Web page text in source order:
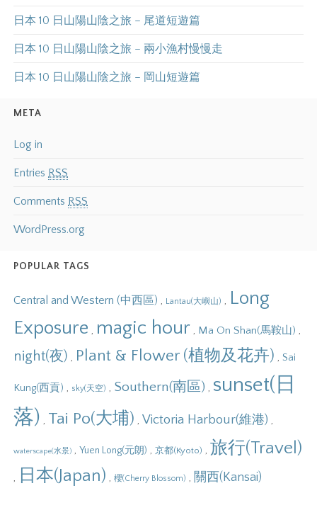
日本 10 日山陽山陰之旅 – 尾道短遊篇
日本 10 日山陽山陰之旅 – 兩小漁村慢慢走
日本 10 日山陽山陰之旅 – 岡山短遊篇
META
Log in
Entries RSS
Comments RSS
WordPress.org
POPULAR TAGS
Central and Western (中西區) Lantau(大嶼山)
Long
Exposure magic hour Ma On Shan(馬鞍山)
night(夜) Plant & Flower (植物及花卉) Sai
Kung(西貢) sky(天空) Southern(南區) sunset(日
落) Tai Po(大埔) ,Victoria Harbour(維港)
waterscape(水景) ,Yuen Long(元朗) ,京都(Kyoto) 旅行(Travel)
日本(Japan) ,櫻(Cherry Blossom) 關西(Kansai)